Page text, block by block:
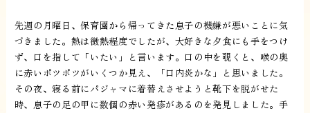
先週の月曜日、保育園から帰ってきた息子の機嫌が悪いことに気
づきました。熱は微熱程度でしたが、大好きな夕食にも手をつけ
ず、口を指して「いたい」と言います。口の中を覗くと、喉の奥
に赤いポツポツがいくつか見え、「口内炎かな」と思いました。
その夜、寝る前にパジャマに着替えさせようと靴下を脱がせた
時、息子の足の甲に数個の赤い発疹があるのを発見しました。手